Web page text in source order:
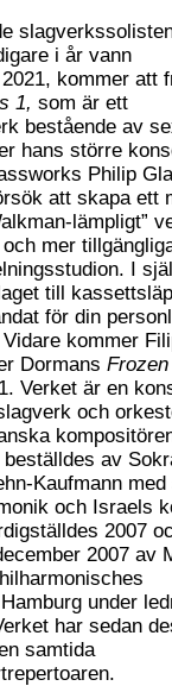
i år vann
kommer att
1, som är ett
bestående av
hans större
Philip
att skapa ett
lämpligt”
mer
I
till
för din
kommer
Dormans
Verket är en
och
av
Kaufmann
och Israels
2007
2007 av
under
har sedan
samtida